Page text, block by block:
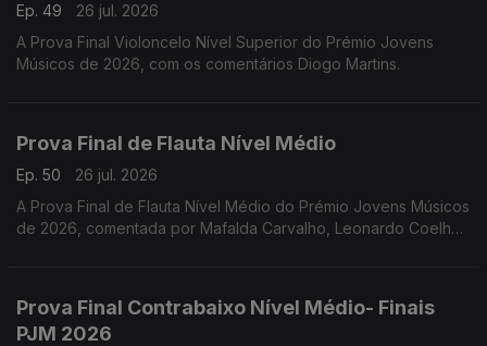
Ep. 49
26 jul. 2026
A Prova Final Violoncelo Nível Superior do Prémio Jovens
Músicos de 2026, com os comentários Diogo Martins.
Prova Final de Flauta Nível Médio
Ep. 50
26 jul. 2026
A Prova Final de Flauta Nível Médio do Prémio Jovens Músicos
de 2026, comentada por Mafalda Carvalho, Leonardo Coelho,
Prova Final Contrabaixo Nível Médio- Finais
PJM 2026